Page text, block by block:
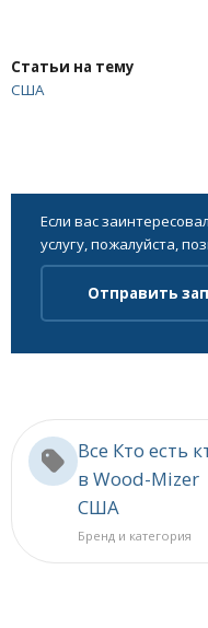
Статьи на тему
США
Если вас
услугу, пожалуйста,
Отправить
Все Кто есть
в Wood-Mizer
США
Бренд и категория